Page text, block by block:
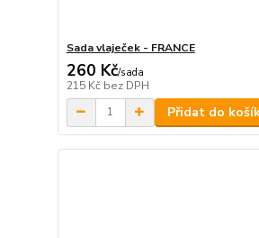
Sada vlaječek - FRANCE
260 Kč/sada
215 Kč bez DPH
Přidat do